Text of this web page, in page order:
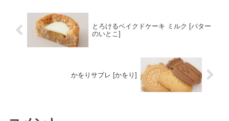
とろけるベイクドケーキ ミルク [バター
のいとこ]
かをりサブレ [かをり]